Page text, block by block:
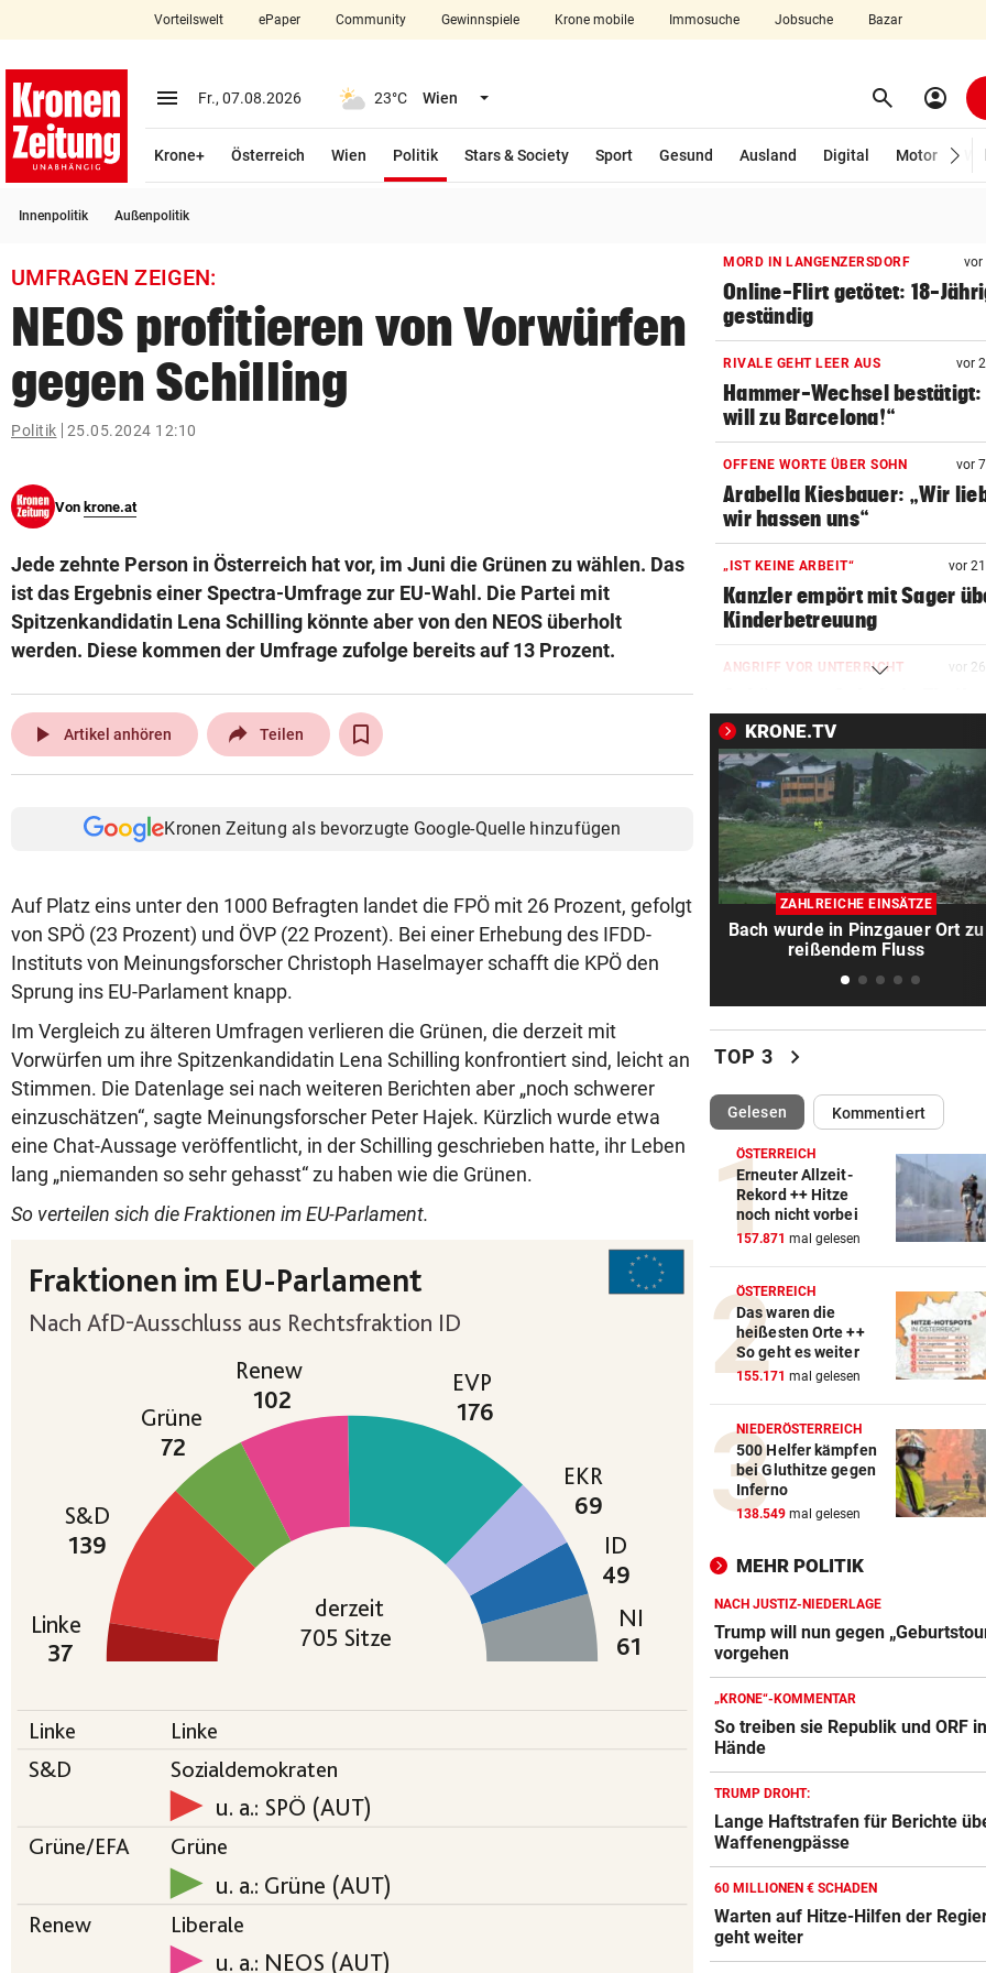
closeSchließen
account_circle Anmelden
arrow_right
bookmark
search
Suchbegriff
eingeben
© Krone Multimedia GmbH & Co KG 2026
Vorteilswelt ePaper Community Gewinnspiele Krone mobile Immosuche Jobsuche Bazar
menu Menü aufklappen
Fr., 07.08.2026 23°C Wien Menü aufklappen search Suchen
account_circle
Krone+ Österreich Wien Politik
Stars & Society
Sport Gesund Ausland Digital Motor
Innenpolitik Außenpolitik
UMFRAGEN ZEIGEN:
NEOS profitieren von Vorwürfen
gegen Schilling
Politik 25.05.2024 12:10
Von krone.at
Jede zehnte Person in Österreich hat vor, im Juni die Grünen zu wählen. Das
ist das Ergebnis einer Spectra-Umfrage zur EU-Wahl. Die Partei mit
Spitzenkandidatin Lena Schilling könnte aber von den NEOS überholt
werden. Diese kommen der Umfrage zufolge bereits auf 13 Prozent.
play_arrow Artikel anhören Teilen
Kronen Zeitung als bevorzugte Google-Quelle hinzufügen
Auf Platz eins unter den 1000 Befragten landet die FPÖ mit 26 Prozent, gefolgt
von SPÖ (23 Prozent) und ÖVP (22 Prozent). Bei einer Erhebung des IFDD-
Instituts von Meinungsforscher Christoph Haselmayer schafft die KPÖ den
Sprung ins EU-Parlament knapp.
Im Vergleich zu älteren Umfragen verlieren die Grünen, die derzeit mit
Vorwürfen um ihre Spitzenkandidatin Lena Schilling konfrontiert sind, leicht an
Stimmen. Die Datenlage sei nach weiteren Berichten aber „noch schwerer
einzuschätzen“, sagte Meinungsforscher Peter Hajek. Kürzlich wurde etwa
eine Chat-Aussage veröffentlicht, in der Schilling geschrieben hatte, ihr Leben
lang „niemanden so sehr gehasst“ zu haben wie die Grünen.
So verteilen sich die Fraktionen im EU-Parlament.
MORD IN LANGENZERSDORF vor
Online-Flirt getötet: 18-
geständig
RIVALE GEHT LEER AUS vor
Hammer-Wechsel bestätigt:
will zu Barcelona!“
OFFENE WORTE ÜBER SOHN vor
Arabella Kiesbauer: „Wir
wir hassen uns“
„IST KEINE ARBEIT“ vor
Kanzler empört mit Sager
Kinderbetreuung
ANGRIFF VOR UNTERRICHT vor
Mehrere Todesopfer
RÄTSELHAFTER FALL vor 47
Hantavirus bei Frankreich-
entdeckt
DER SCHNEE GEHT AUS vor
Hitzewelle: Nächstes
Sommerskigebiet schließt
Vermisstes Kätzchen-
wieder vereint
Zu wenig Wasser: Kanu-
erhebt Vorwürfe
STRAFTÄTER RASTETE AUS vor
Bei Abschiebeversuch mit
Ansteckung gedroht
„Wir wollen unsere
ausbauen, egal wie!“
„NIX DAMIT ZU TUN“ vor
Tiroler WK-Chefin wegen
Kündigung vor Gericht
„BESTES GESCHENK“ vor
Meryl Streep singt Geri
Erstmals seit April:
Viertelfinale
NACH RIESENSKANDAL
Gift in Babymilch:
auch in Österreich
Großer Verband stärkt weiter
FIFA-Boss Infantino
DER MORGEN DANACH
Verheerende Unwetter
massive Schäden an
KRONE.TV
ZAHLREICHE EINSÄTZE
Bach wurde in Pinzgauer Ort zu
reißendem Fluss
TOP 3 chevron_right
Gelesen(ausgewählt)Kommentiert
ÖSTERREICH
Erneuter Allzeit-
Rekord ++ Hitze
noch nicht vorbei
157.871 mal gelesen
ÖSTERREICH
Das waren die
heißesten Orte ++
So geht es weiter
155.171 mal gelesen
NIEDERÖSTERREICH
500 Helfer kämpfen
bei Gluthitze gegen
Inferno
138.549 mal gelesen
MEHR POLITIK
NACH JUSTIZ-NIEDERLAGE
Trump will nun gegen
vorgehen
„KRONE“-KOMMENTAR
So treiben sie Republik und ORF
Hände
TRUMP DROHT:
Lange Haftstrafen für Berichte
Waffenengpässe
60 MILLIONEN € SCHADEN
Warten auf Hitze-Hilfen der
geht weiter